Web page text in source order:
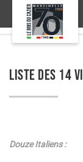
LISTE DES 14
Douze Italiens :